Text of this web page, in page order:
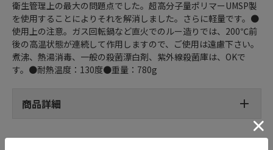
衛生管理上の最大の問題点でした。超高分子量ポリマーUMSP製
を使用することによりそれを解消しました。さらに軽量です。●
使用上の注意。ガス回転鍋など直火でのルー造りでは、200℃前
後の高温状態が連続して作用しますので、ご使用は遠慮下さい。
煮沸、熱湯消毒、一般の殺菌漂白剤、紫外線殺菌庫は、OKで
す。●耐熱温度：130度●重量：780g
商品詳細